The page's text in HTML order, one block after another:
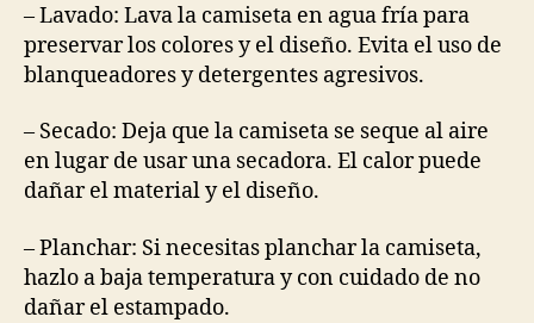
– Lavado: Lava la camiseta en agua fría para
preservar los colores y el diseño. Evita el uso de
blanqueadores y detergentes agresivos.
– Secado: Deja que la camiseta se seque al aire
en lugar de usar una secadora. El calor puede
dañar el material y el diseño.
– Planchar: Si necesitas planchar la camiseta,
hazlo a baja temperatura y con cuidado de no
dañar el estampado.